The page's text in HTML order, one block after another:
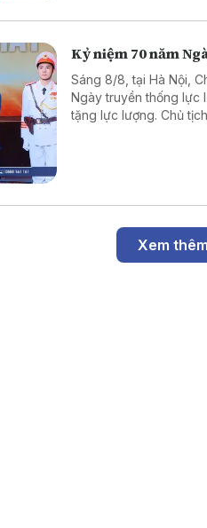
Kỷ niệm 70 năm
Sáng 8/8, tại Hà Nội,
Ngày truyền thống lực
tặng lực lượng. Chủ
Xem thêm